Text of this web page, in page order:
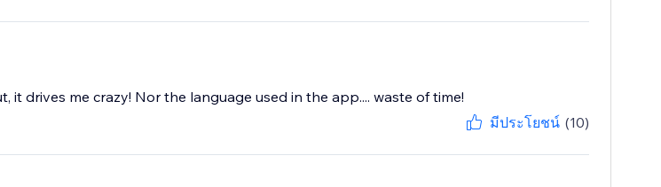
it drives me crazy! Nor the language used in the app.... waste of time!
มีประโยชน์ (10)